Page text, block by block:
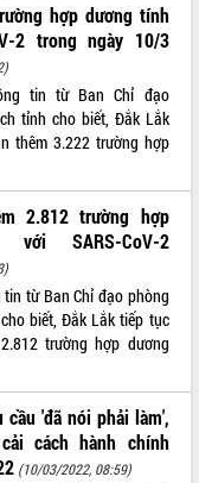
hợp dương tính
2 trong ngày 10/3
tin từ Ban Chỉ đạo
tỉnh cho biết, Đắk Lắk
thêm 3.222 trường hợp
2.812 trường hợp
SARS-CoV-2
từ Ban Chỉ đạo phòng
biết, Đắk Lắk tiếp tục
trường hợp dương
cầu 'đã nói phải làm',
cách hành chính
(10/03/2022, 08:59)